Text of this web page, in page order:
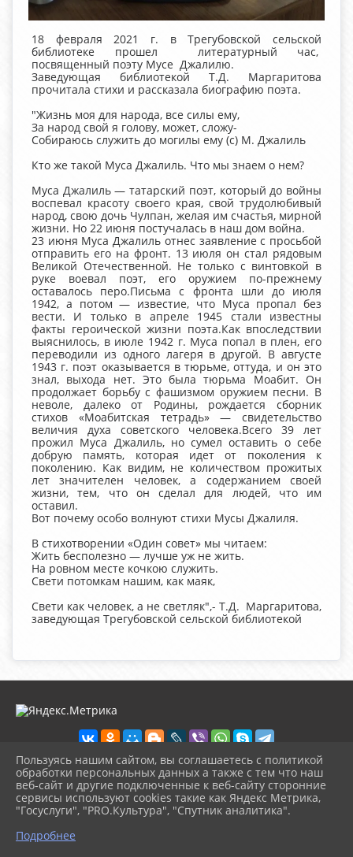
18 февраля 2021 г. в Трегубовской сельской
библиотеке прошел литературный час,
посвященный поэту Мусе Джалилю.
Заведующая библиотекой Т.Д. Маргаритова
прочитала стихи и рассказала биографию поэта.
"Жизнь моя для народа, все силы ему,
За народ свой я голову, может, сложу-
Собираюсь служить до могилы ему (с) М. Джалиль
Кто же такой Муса Джалиль. Что мы знаем о нем?
Муса Джалиль — татарский поэт, который до войны
воспевал красоту своего края, свой трудолюбивый
народ, свою дочь Чулпан, желая им счастья, мирной
жизни. Но 22 июня постучалась в наш дом война.
23 июня Муса Джалиль отнес заявление с просьбой
отправить его на фронт. 13 июля он стал рядовым
Великой Отечественной. Не только с винтовкой в
руке воевал поэт, его оружием по-прежнему
оставалось перо.Письма с фронта шли до июля
1942, а потом — известие, что Муса пропал без
вести. И только в апреле 1945 стали известны
факты героической жизни поэта.Как впоследствии
выяснилось, в июле 1942 г. Муса попал в плен, его
переводили из одного лагеря в другой. В августе
1943 г. поэт оказывается в тюрьме, оттуда, и он это
знал, выхода нет. Это была тюрьма Моабит. Он
продолжает борьбу с фашизмом оружием песни. В
неволе, далеко от Родины, рождается сборник
стихов «Моабитская тетрадь» — свидетельство
величия духа советского человека.Всего 39 лет
прожил Муса Джалиль, но сумел оставить о себе
добрую память, которая идет от поколения к
поколению. Как видим, не количеством прожитых
лет значителен человек, а содержанием своей
жизни, тем, что он сделал для людей, что им
оставил.
Вот почему особо волнуют стихи Мусы Джалиля.
В стихотворении «Один совет» мы читаем:
Жить бесполезно — лучше уж не жить.
На ровном месте кочкою служить.
Свети потомкам нашим, как маяк,
Свети как человек, а не светляк",- Т.Д. Маргаритова,
заведующая Трегубовской сельской библиотекой
2026 г. chudovolibrary.ru
Вход
Карта сайта
Политика обработки персональных данных
Пользуясь нашим сайтом, вы соглашаетесь с политикой
обработки персональных данных а также с тем что наш
веб-сайт и другие подключенные к веб-сайту сторонние
сервисы используют cookies такие как Яндекс Метрика,
"Госуслуги", "PRO.Культура", "Спутник аналитика".
Подробнее